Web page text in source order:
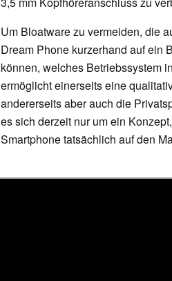
Um Bloatware zu vermeiden, die
Dream Phone kurzerhand auf ein
können, welches Betriebssystem
ermöglicht einerseits eine
andererseits aber auch die
es sich derzeit nur um ein
Smartphone tatsächlich auf den